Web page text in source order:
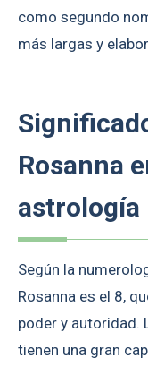
como segundo
más largas y
Rosanna
astrología
Según la
Rosanna es el 8,
poder y autoridad.
tienen una gran